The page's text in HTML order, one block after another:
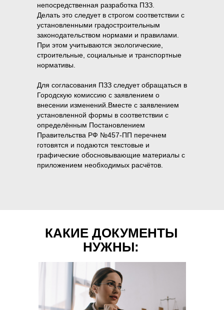
непосредственная разработка ПЗЗ.
Делать это следует в строгом соответствии с
установленными градостроительным
законодательством нормами и правилами.
При этом учитываются экологические,
строительные, социальные и транспортные
нормативы.
Для согласования ПЗЗ следует обращаться в
Городскую комиссию с заявлением о
внесении изменений.Вместе с заявлением
установленной формы в соответствии с
определённым Постановлением
Правительства РФ №457-ПП перечнем
готовятся и подаются текстовые и
графические обосновывающие материалы с
приложением необходимых расчётов.
КАКИЕ ДОКУМЕНТЫ
НУЖНЫ: